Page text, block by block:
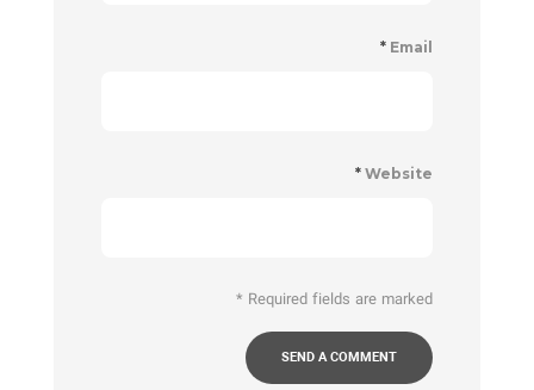
Email
*
Website
*
Required fields are marked
*